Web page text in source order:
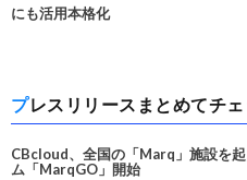
にも活用本格化
プレスリリースまとめてチ
CBcloud、全国の「Marq」施設を
ム「MarqGO」開始